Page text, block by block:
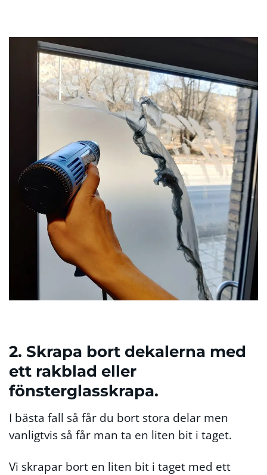
2. Skrapa bort dekalerna med
ett rakblad eller
fönsterglasskrapa.
I bästa fall så får du bort stora delar men
vanligtvis så får man ta en liten bit i taget.
Vi skrapar bort en liten bit i taget med ett